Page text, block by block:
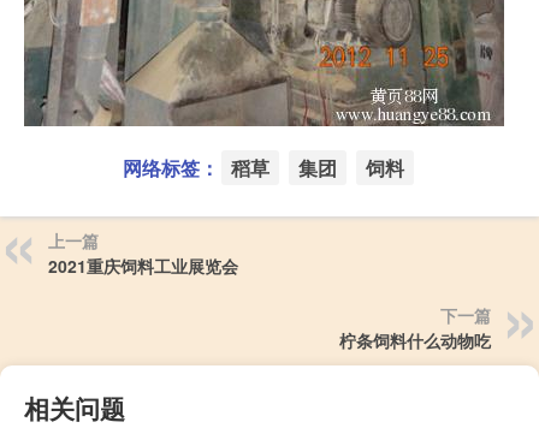
网络标签： 稻草 集团 饲料
上一篇
2021重庆饲料工业展览会
下一篇
柠条饲料什么动物吃
相关问题